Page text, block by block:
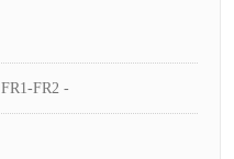
FR1-FR2 -